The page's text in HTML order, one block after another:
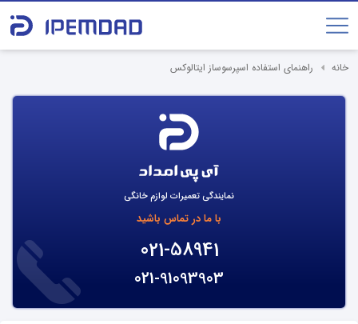
خانه راهنمای استفاده اسپرسوساز ایتالوکس
نمایندگی تعمیرات لوازم خانگی
با ما در تماس باشید
021-58941
021-91093903